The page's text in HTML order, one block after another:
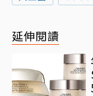
延伸閱讀